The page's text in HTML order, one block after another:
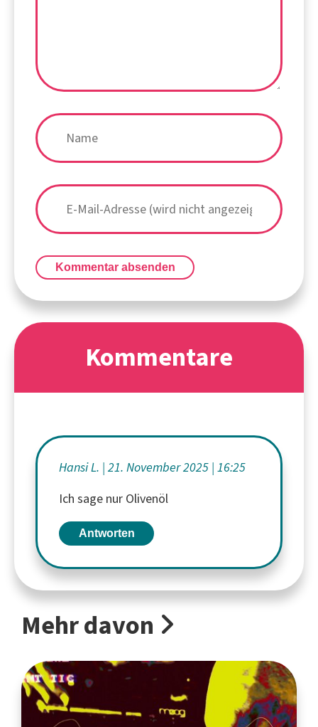
Kommentar absenden
Kommentare
Hansi L. 21. November 2025 16:25
Ich sage nur Olivenöl
Antworten
Mehr davon